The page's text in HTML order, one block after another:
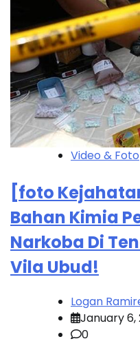
Video & Foto
[foto
Bahan Kimia
Narkoba Di
Vila Ubud!
Logan
January 6,
0